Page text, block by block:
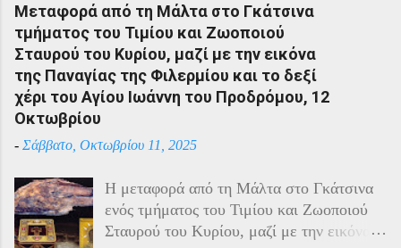
του Πόντου είχε και αυτός στη διάρκεια
του πολέμου την ίδια τύχη με τον
υπόλοιπο μικρασιατικό πληθυσμό. Με την
είσοδο της Τουρκίας στον πόλεμο
πραγματοποιήθηκαν εκκενώσεις οικισμών,
οικογένειες των φυγοστράτων.
έδωσαν οι Πόντιοι στην καταπίεση με την
οργανωμένη αντίσταση των κατοίκων του.
Αντιδρώντας στις πιέσεις των Τούρκων
Μεταφορά από τη Μάλτα στο Γκάτσινα
τμήματος του Τιμίου και Ζωοποιού
Σταυρού του Κυρίου, μαζί με την εικόνα
της Παναγίας της Φιλερμίου και το δεξί
χέρι του Αγίου Ιωάννη του Προδρόμου, 12
Οκτωβρίου
- Σάββατο, Οκτωβρίου 11, 2025
Η μεταφορά από τη Μάλτα στο Γκάτσινα
ενός τμήματος του Τιμίου και Ζωοποιού
Σταυρού του Κυρίου, μαζί με την εικόνα